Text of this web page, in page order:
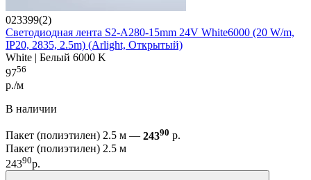
023399(2)
Светодиодная лента S2-A280-15mm 24V White6000 (20 W/m,
IP20, 2835, 2.5m) (Arlight, Открытый)
White | Белый 6000 K
9756
р./м
В наличии
Пакет (полиэтилен) 2.5 м — 24390 р.
Пакет (полиэтилен) 2.5 м
24390р.